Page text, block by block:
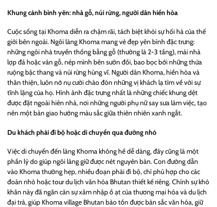
Khung cảnh bình yên: nhà gỗ, núi rừng, người dân hiền hòa
Cuộc sống tại Khoma diễn ra chậm rãi, tách biệt khỏi sự hối hả của thế
giới bên ngoài. Ngôi làng Khoma mang vẻ đẹp yên bình đặc trưng:
những ngôi nhà truyền thống bằng gỗ (thường là 2-3 tầng), mái nhà
lợp đá hoặc ván gỗ, nép mình bên sườn đồi, bao bọc bởi những thửa
ruộng bậc thang và núi rừng hùng vĩ. Người dân Khoma, hiền hòa và
thân thiện, luôn nở nụ cười chào đón những vị khách lạ tìm về với sự
tĩnh lặng của họ. Hình ảnh đặc trưng nhất là những chiếc khung dệt
được đặt ngoài hiên nhà, nơi những người phụ nữ say sưa làm việc, tạo
nên một bản giao hưởng màu sắc giữa thiên nhiên xanh ngắt.
Du khách phải đi bộ hoặc di chuyển qua đường nhỏ
Việc di chuyển đến làng Khoma không hề dễ dàng, đây cũng là một
phần lý do giúp ngôi làng giữ được nét nguyên bản. Con đường dẫn
vào Khoma thường hẹp, nhiều đoạn phải đi bộ, chỉ phù hợp cho các
đoàn nhỏ hoặc tour du lịch văn hóa Bhutan thiết kế riêng. Chính sự khó
khăn này đã ngăn cản sự xâm nhập ồ ạt của thương mại hóa và du lịch
đại trà, giúp Khoma village Bhutan bảo tồn được bản sắc văn hóa, giữ